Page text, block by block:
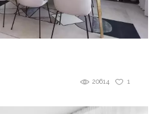
1
20614